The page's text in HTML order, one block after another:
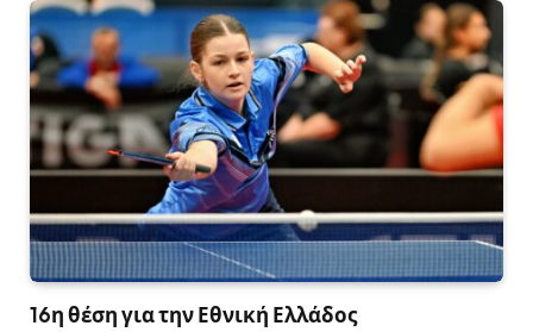
16η θέση για την Εθνική Ελλάδος